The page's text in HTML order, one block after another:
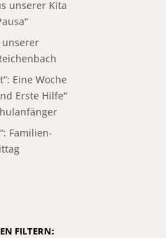
unserer Kita
unserer
Eine Woche
Erste Hilfe“
Familien-
FILTERN: